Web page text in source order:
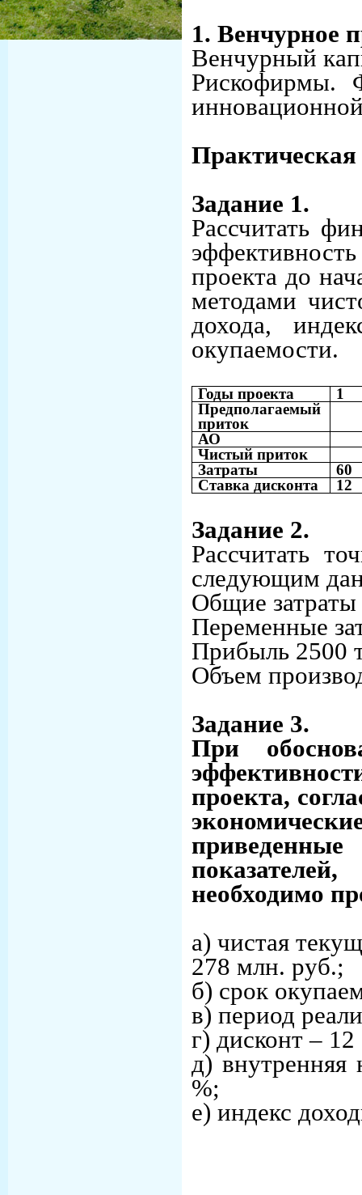
1. Венчурное
Венчурный
Рискофирмы.
Практическая
Задание 1.
Рассчитать
проекта до
методами
дохода,
окупаемости.
Годы проекта
1
Предполагаемый
приток
АО
Чистый приток
Затраты
60
Ставка дисконта
12
Задание 2.
Рассчитать
следующим
Общие
Переменные
Прибыль 2500
Объем
Задание 3.
При
проекта,
необходимо
а) чистая
278 млн. руб.;
б) срок
в) период
г) дисконт– 12
д)
%;
е) индекс